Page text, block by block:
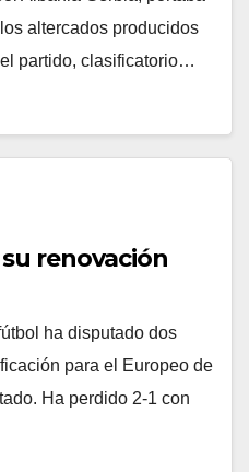
altercados producidos
partido, clasificatorio…
renovación
ha disputado dos
para el Europeo de
Ha perdido 2-1 con